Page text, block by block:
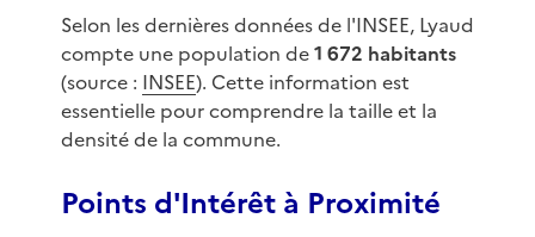
Selon les dernières données de l'INSEE, Lyaud
compte une population de1 672 habitants
(source : INSEE). Cette information est
essentielle pour comprendre la taille et la
densité de la commune.
Points d'Intérêt à Proximité